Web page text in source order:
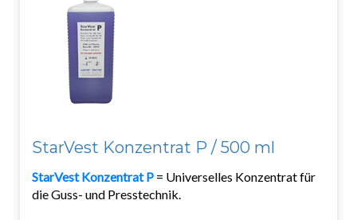
StarVest Konzentrat P / 500 ml
StarVest Konzentrat P = Universelles Konzentrat für
die Guss- und Presstechnik.